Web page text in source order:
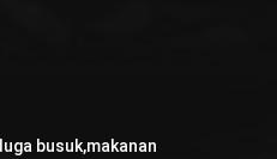
busuk,makanan